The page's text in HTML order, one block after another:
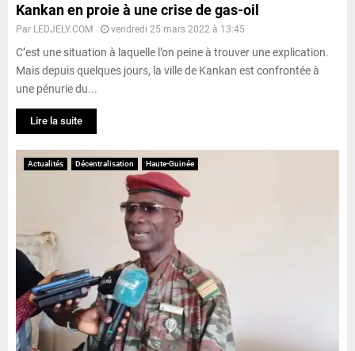
Kankan en proie à une crise de gas-oil
Par LEDJELY.COM vendredi 25 mars 2022 à 13:45
C’est une situation à laquelle l’on peine à trouver une explication.
Mais depuis quelques jours, la ville de Kankan est confrontée à
une pénurie du...
Lire la suite
Actualités Décentralisation Haute-Guinée